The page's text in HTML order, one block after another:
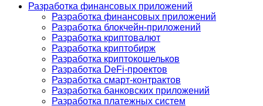
Разработка финансовых приложений
Разработка финансовых приложений
Разработка блокчейн-приложений
Разработка криптовалют
Разработка криптобирж
Разработка криптокошельков
Разработка DeFi-проектов
Разработка смарт-контрактов
Разработка банковских приложений
Разработка платежных систем